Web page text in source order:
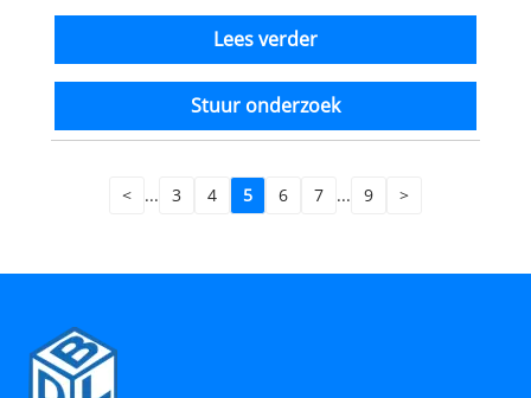
Lees verder
Stuur onderzoek
< ... 3 4 5 6 7 ... 9 >